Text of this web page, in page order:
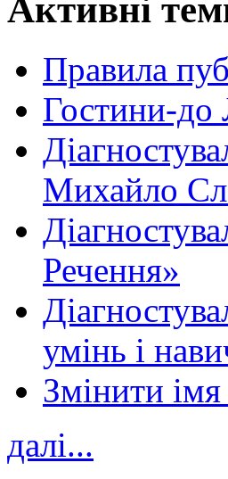
Активні
Правила
Гостини-до
Михайло
Речення»
умінь і
Змінити
далі...